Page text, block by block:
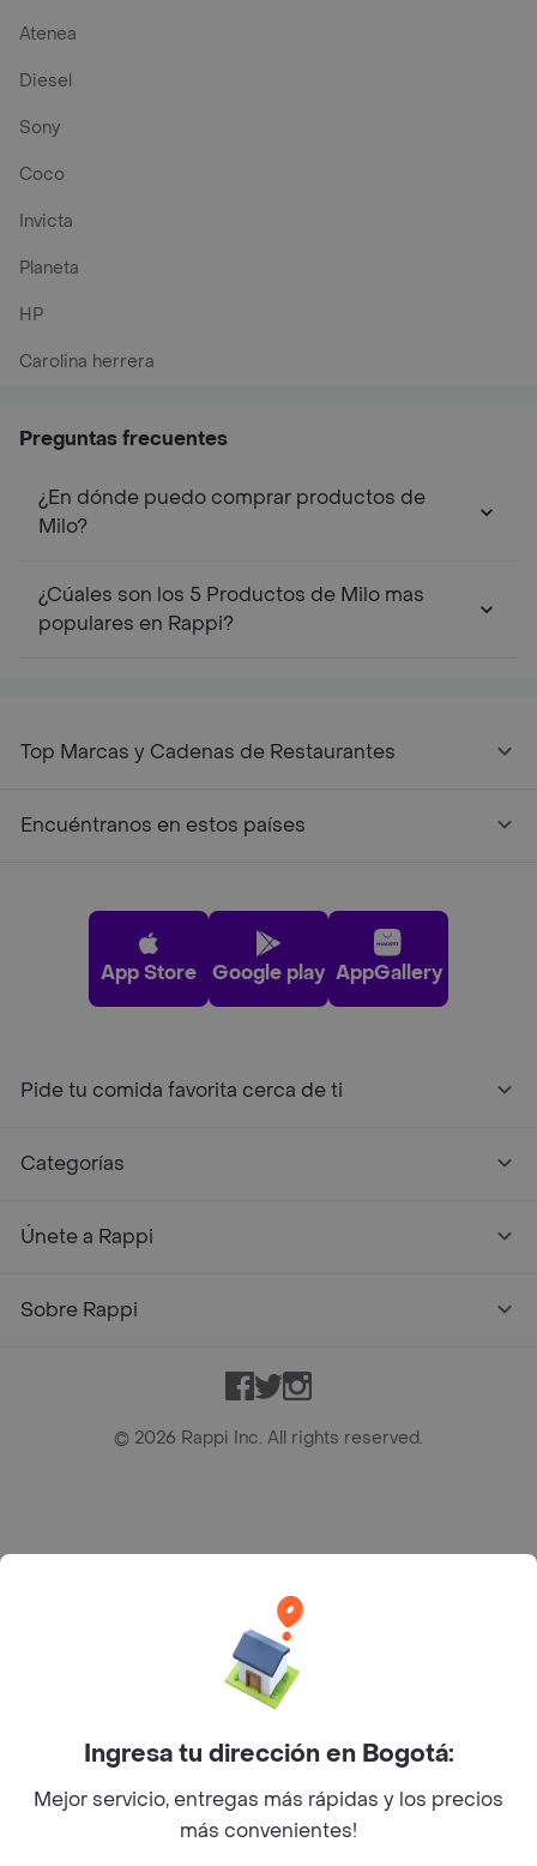
Atenea
Diesel
Sony
Coco
Invicta
Planeta
HP
Carolina herrera
Preguntas frecuentes
¿En dónde puedo comprar productos de
Milo?
¿Cúales son los 5 Productos de Milo mas
populares en Rappi?
Top Marcas y Cadenas de Restaurantes
Encuéntranos en estos países
App Store Google play AppGallery
Pide tu comida favorita cerca de ti
Categorías
Únete a Rappi
Sobre Rappi
Facebook
TwitterInstagram
© 2026 Rappi Inc. All rights reserved.
Bogotá D.C. --- notificacionesrappi@rappi.com
Ingresa tu dirección en Bogotá:
Mejor servicio, entregas más rápidas y los precios
más convenientes!